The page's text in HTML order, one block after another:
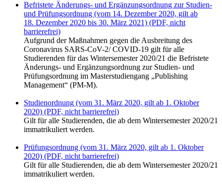
Befristete Änderungs- und Ergänzungsordnung zur Studien-
und Prüfungsordnung (vom 14. Dezember 2020, gilt ab
18. Dezember 2020 bis 30. März 2021) (PDF, nicht
barrierefrei)
Aufgrund der Maßnahmen gegen die Ausbreitung des
Coronavirus SARS-CoV-2/ COVID-19 gilt für alle
Studierenden für das Wintersemester 2020/21 die Befristete
Änderungs- und Ergänzungsordnung zur Studien- und
Prüfungsordnung im Masterstudiengang „Publishing
Management“ (PM-M).
Studienordnung (vom 31. März 2020, gilt ab 1. Oktober
2020) (PDF, nicht barrierefrei)
Gilt für alle Studierenden, die ab dem Wintersemester 2020/21
immatrikuliert werden.
Prüfungsordnung (vom 31. März 2020, gilt ab 1. Oktober
2020) (PDF, nicht barrierefrei)
Gilt für alle Studierenden, die ab dem Wintersemester 2020/21
immatrikuliert werden.